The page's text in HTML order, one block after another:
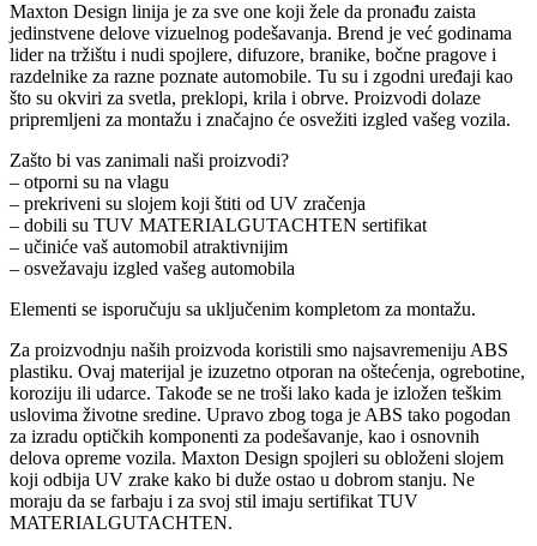
Maxton Design linija je za sve one koji žele da pronađu zaista
jedinstvene delove vizuelnog podešavanja. Brend je već godinama
lider na tržištu i nudi spojlere, difuzore, branike, bočne pragove i
razdelnike za razne poznate automobile. Tu su i zgodni uređaji kao
što su okviri za svetla, preklopi, krila i obrve. Proizvodi dolaze
pripremljeni za montažu i značajno će osvežiti izgled vašeg vozila.
Zašto bi vas zanimali naši proizvodi?
– otporni su na vlagu
– prekriveni su slojem koji štiti od UV zračenja
– dobili su TUV MATERIALGUTACHTEN sertifikat
– učiniće vaš automobil atraktivnijim
– osvežavaju izgled vašeg automobila
Elementi se isporučuju sa uključenim kompletom za montažu.
Za proizvodnju naših proizvoda koristili smo najsavremeniju ABS
plastiku. Ovaj materijal je izuzetno otporan na oštećenja, ogrebotine,
koroziju ili udarce. Takođe se ne troši lako kada je izložen teškim
uslovima životne sredine. Upravo zbog toga je ABS tako pogodan
za izradu optičkih komponenti za podešavanje, kao i osnovnih
delova opreme vozila. Maxton Design spojleri su obloženi slojem
koji odbija UV zrake kako bi duže ostao u dobrom stanju. Ne
moraju da se farbaju i za svoj stil imaju sertifikat TUV
MATERIALGUTACHTEN.